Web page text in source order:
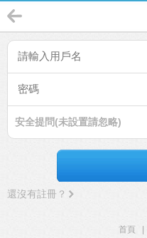
安全提問(未設置請忽略)
還沒有註冊？
首頁